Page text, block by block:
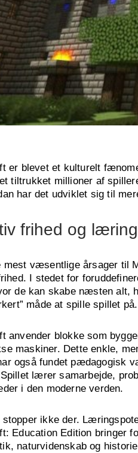
er blevet et kulturelt
tiltrukket millioner af
har det udviklet sig til
frihed og læring
mest væsentlige årsager til
I stedet for
de kan skabe næsten alt,
måde at spille spillet på.
anvender blokke som
maskiner. Dette enkle,
også fundet pædagogisk
lærer samarbejde,
i den moderne verden.
stopper ikke der.
Education Edition bringer
naturvidenskab og